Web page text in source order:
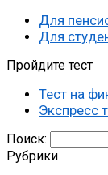
Для
Для
Пройдите тест
Тест на
Экспресс
Поиск:
Рубрики